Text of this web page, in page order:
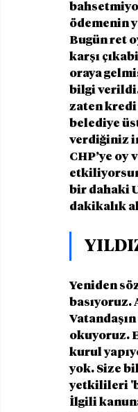
ödemenin
Bugün ret
karşı
oraya
bilgi
zaten
belediye
verdiğiniz
CHP’ye
bir dahaki
dakikalık
Yeniden
basıyoruz.
okuyoruz.
kurul
yok. Size
yetkilileri
İlgili